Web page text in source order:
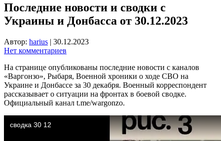
Последние новости и сводки с
Украины и Донбасса от 30.12.2023
Автор: harius | 30.12.2023
Нет комментариев
На странице опубликованы последние новости с каналов
«Варгонзо», Рыбаря, Военной хроники о ходе СВО на
Украине и Донбассе за 30 декабря. Военный корреспондент
рассказывает о ситуации на фронтах в боевой сводке.
Официальный канал t.me/wargonzo.